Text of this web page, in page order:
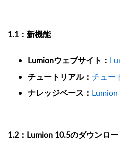
1.1：新機能
Lumionウェブサイト：
チュートリアル： チュー
ナレッジベース：
1.2：Lumion 10.5のダウンロ